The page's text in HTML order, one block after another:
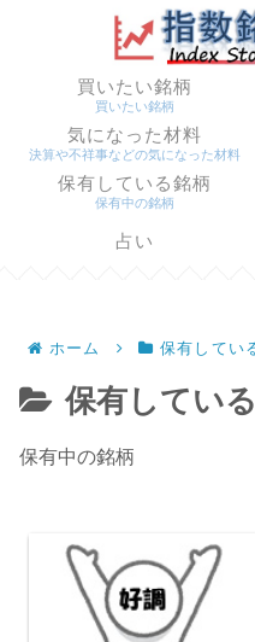
買いたい銘柄
買いたい銘柄
気になった材料
決算や不祥事などの気になった材料
保有している銘柄
保有中の銘柄
占い
ホーム 保有してい
保有してい
保有中の銘柄